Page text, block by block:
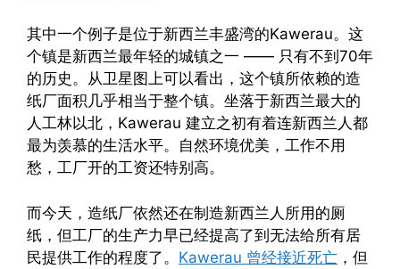
其中一个例子是位于新西兰丰盛湾的Kawerau。这
个镇是新西兰最年轻的城镇之一 —— 只有不到70年
的历史。从卫星图上可以看出，这个镇所依赖的造
纸厂面积几乎相当于整个镇。坐落于新西兰最大的
人工林以北，Kawerau 建立之初有着连新西兰人都
最为羡慕的生活水平。自然环境优美，工作不用
愁，工厂开的工资还特别高。
而今天，造纸厂依然还在制造新西兰人所用的厕
纸，但工厂的生产力早已经提高了到无法给所有居
民提供工作的程度了。 Kawerau 曾经接近死亡 ，但